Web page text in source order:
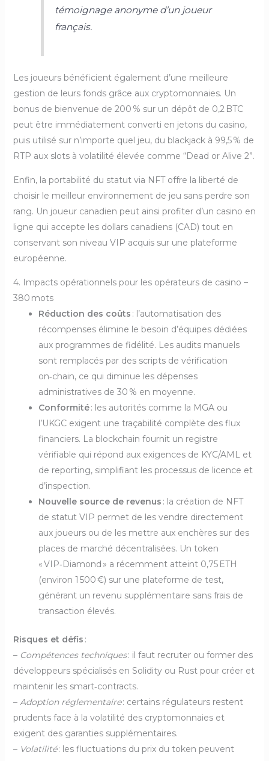
témoignage anonyme d’un joueur
français.
Les joueurs bénéficient également d’une meilleure
gestion de leurs fonds grâce aux cryptomonnaies. Un
bonus de bienvenue de 200 % sur un dépôt de 0,2 BTC
peut être immédiatement converti en jetons du casino,
puis utilisé sur n’importe quel jeu, du blackjack à 99,5 % de
RTP aux slots à volatilité élevée comme “Dead or Alive 2”.
Enfin, la portabilité du statut via NFT offre la liberté de
choisir le meilleur environnement de jeu sans perdre son
rang. Un joueur canadien peut ainsi profiter d’un casino en
ligne qui accepte les dollars canadiens (CAD) tout en
conservant son niveau VIP acquis sur une plateforme
européenne.
4. Impacts opérationnels pour les opérateurs de casino –
380 mots
Réduction des coûts : l’automatisation des
récompenses élimine le besoin d’équipes dédiées
aux programmes de fidélité. Les audits manuels
sont remplacés par des scripts de vérification
on‑chain, ce qui diminue les dépenses
administratives de 30 % en moyenne.
Conformité: les autorités comme la MGA ou
l’UKGC exigent une traçabilité complète des flux
financiers. La blockchain fournit un registre
vérifiable qui répond aux exigences de KYC/AML et
de reporting, simplifiant les processus de licence et
d’inspection.
Nouvelle source de revenus : la création de NFT
de statut VIP permet de les vendre directement
aux joueurs ou de les mettre aux enchères sur des
places de marché décentralisées. Un token
« VIP‑Diamond » a récemment atteint 0,75 ETH
(environ 1 500 €) sur une plateforme de test,
générant un revenu supplémentaire sans frais de
transaction élevés.
Risques et défis :
– Compétences techniques: il faut recruter ou former des
développeurs spécialisés en Solidity ou Rust pour créer et
maintenir les smart‑contracts.
– Adoption réglementaire: certains régulateurs restent
prudents face à la volatilité des cryptomonnaies et
exigent des garanties supplémentaires.
– Volatilité: les fluctuations du prix du token peuvent